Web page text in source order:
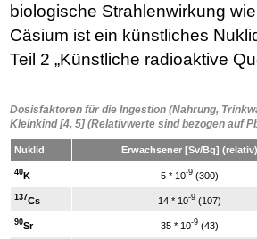
biologische Strahlenwirkung
Cäsium ist ein künstliches
Teil 2 „Künstliche radioaktive
Dosisfaktoren für die Ingestion (Nahrung,
Kleinkind [4, 5] (Relativwerte sind bezogen auf
Nuklid Erwachsener [Sv/Bq] (relativ)
40K 5 * 10-9(300)
137Cs 14 * 10-9(107)
90Sr 35 * 10-9(43)